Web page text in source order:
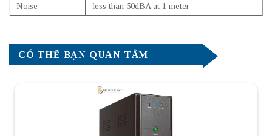
Noise
less than 50dBA at 1 meter
CÓ THỂ BẠN QUAN TÂM